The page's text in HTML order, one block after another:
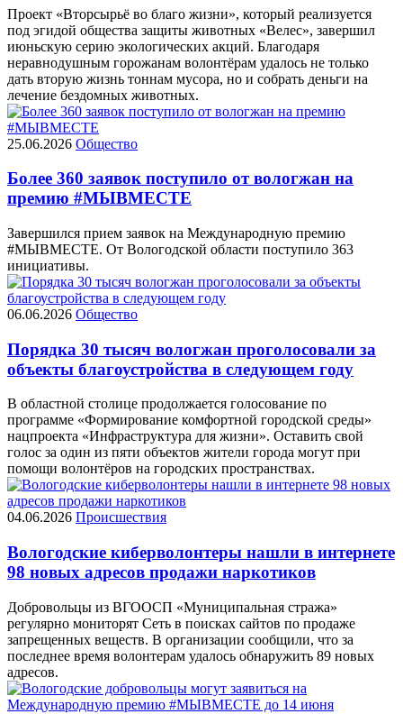
Проект «Вторсырьё во благо жизни», который реализуется
под эгидой общества защиты животных «Велес», завершил
июньскую серию экологических акций. Благодаря
неравнодушным горожанам волонтёрам удалось не только
дать вторую жизнь тоннам мусора, но и собрать деньги на
лечение бездомных животных.
25.06.2026 Общество
Более 360 заявок поступило от вологжан на
премию #МЫВМЕСТЕ
Завершился прием заявок на Международную премию
#МЫВМЕСТЕ. От Вологодской области поступило 363
инициативы.
06.06.2026 Общество
Порядка 30 тысяч вологжан проголосовали за
объекты благоустройства в следующем году
В областной столице продолжается голосование по
программе «Формирование комфортной городской среды»
нацпроекта «Инфраструктура для жизни». Оставить свой
голос за один из пяти объектов жители города могут при
помощи волонтёров на городских пространствах.
04.06.2026 Происшествия
Вологодские киберволонтеры нашли в интернете
98 новых адресов продажи наркотиков
Добровольцы из ВГООСП «Муниципальная стража»
регулярно мониторят Сеть в поисках сайтов по продаже
запрещенных веществ. В организации сообщили, что за
последнее время волонтерам удалось обнаружить 89 новых
адресов.